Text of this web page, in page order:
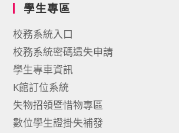
學生專區
校務系統入口
校務系統密碼遺失申請
學生專車資訊
K館訂位系統
失物招領暨惜物專區
數位學生證掛失補發